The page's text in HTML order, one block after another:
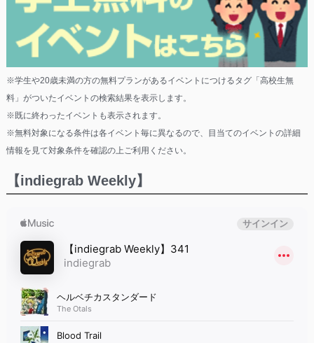
※学生や20歳未満の方の無料プランがあるイベントにつけるタグ「高校生無
料」がついたイベントの検索結果を表示します。
※既に終わったイベントも表示されます。
※無料対象になる条件は各イベント毎に異なるので、目当てのイベントの詳細
情報を見て対象条件を確認の上ご利用ください。
【indiegrab Weekly】